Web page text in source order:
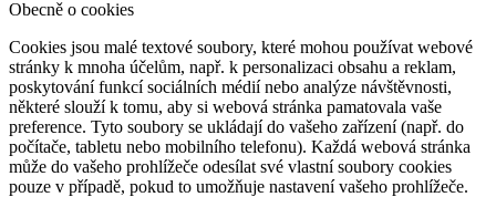
Obecně o cookies
Cookies jsou malé textové soubory, které mohou používat webové
stránky k mnoha účelům, např. k personalizaci obsahu a reklam,
poskytování funkcí sociálních médií nebo analýze návštěvnosti,
některé slouží k tomu, aby si webová stránka pamatovala vaše
preference. Tyto soubory se ukládají do vašeho zařízení (např. do
počítače, tabletu nebo mobilního telefonu). Každá webová stránka
může do vašeho prohlížeče odesílat své vlastní soubory cookies
pouze v případě, pokud to umožňuje nastavení vašeho prohlížeče.